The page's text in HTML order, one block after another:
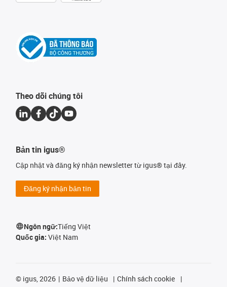
Theo dõi chúng tôi
Bản tin igus®
Cập nhật và đăng ký nhận newsletter từ igus® tại đây.
Đăng ký nhận bản tin
Ngôn ngữ:Tiếng Việt
Quốc gia: Việt Nam
© igus, 2026 Bảo vệ dữ liệu
Chính sách cookie